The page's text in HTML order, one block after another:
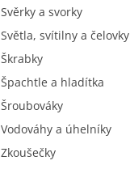
Svěrky a svorky
Světla, svítilny a čelovky
Škrabky
Špachtle a hladítka
Šroubováky
Vodováhy a úhelníky
Zkoušečky